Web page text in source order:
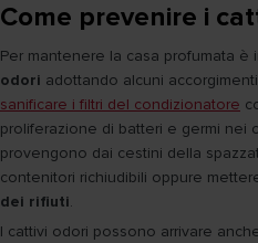
Come prevenire i
Per mantenere la casa profumata è
odori adottando alcuni
sanificare i filtri del condizionatore
proliferazione di batteri e germi nei
provengono dai cestini della
contenitori richiudibili oppure
dei rifiuti.
I cattivi odori possono arrivare